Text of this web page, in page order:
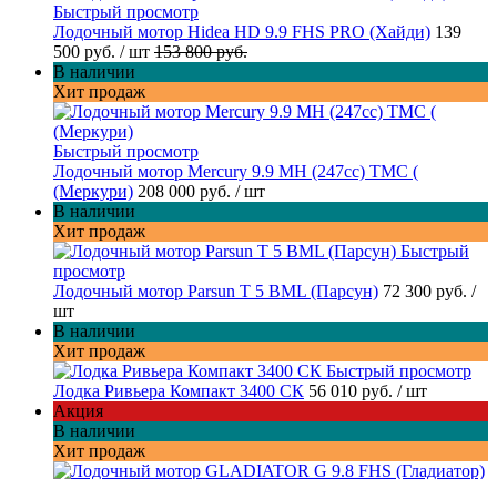
Быстрый просмотр
Лодочный мотор Hidea HD 9.9 FHS PRO (Хайди) 139
500 руб. / шт 153 800 руб.
В наличии
Хит продаж
Быстрый просмотр
Лодочный мотор Mercury 9.9 МН (247cc) TMC (
(Меркури) 208 000 руб. / шт
В наличии
Хит продаж
Быстрый
просмотр
Лодочный мотор Parsun T 5 BML (Парсун) 72 300 руб. /
шт
В наличии
Хит продаж
Быстрый просмотр
Лодка Ривьера Компакт 3400 СК 56 010 руб. / шт
Акция
В наличии
Хит продаж